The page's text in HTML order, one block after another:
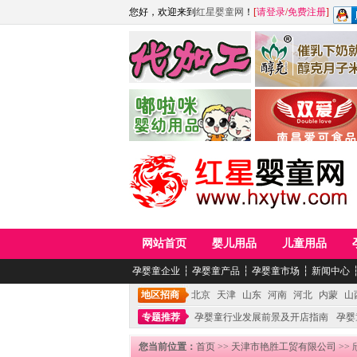
您好，欢迎来到 红星婴童网 ！ [请登录/免费注册]
江西麦嘟嘟食品有限公司
青岛嘟啦咪婴幼儿用品公司
江西醇之客月子米
网站首页 婴儿用品 儿童用品
孕婴童企业 ┆ 孕婴童产品 ┆ 孕婴童市场 ┆ 新闻中心
地区招商 北京 天津 山东 河南 河北 内蒙
山
专题推荐
孕婴童行业发展前景及开店指南 孕
您当前位置： 首页 >> 天津市艳胜工贸有限公司 >>